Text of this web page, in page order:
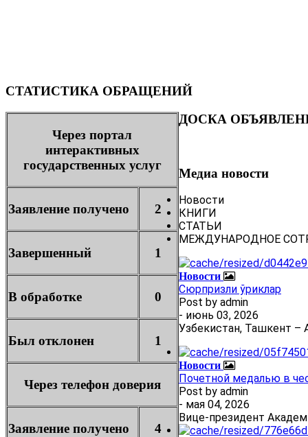
СТАТИСТИКА ОБРАЩЕНИЙ
Через портал
интерактивных
государственных услуг
Заявление получено 2
Завершенный 1
В обработке 0
Был отклонен 1
Через телефон доверия
Заявление получено 4
ДОСКА
Медиа новости
Новости
КНИГИ
СТАТЬИ
МЕЖДУНАРОДНОЕ
Новости
Сюрпризли ўриклар
Post by admin
- июнь 03, 2026
Узбекистан, Ташкент –
Новости
Почетной медалью в
Post by admin
- мая 04, 2026
Вице-президент